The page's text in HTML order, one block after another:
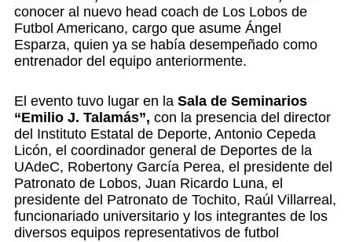
conocer al nuevo head coach de Los Lobos de
Futbol Americano, cargo que asume Ángel
Esparza, quien ya se había desempeñado como
entrenador del equipo anteriormente.
El evento tuvo lugar en la Sala de Seminarios
“Emilio J. Talamás”, con la presencia del director
del Instituto Estatal de Deporte, Antonio Cepeda
Licón, el coordinador general de Deportes de la
UAdeC, Robertony García Perea, el presidente del
Patronato de Lobos, Juan Ricardo Luna, el
presidente del Patronato de Tochito, Raúl Villarreal,
funcionariado universitario y los integrantes de los
diversos equipos representativos de futbol